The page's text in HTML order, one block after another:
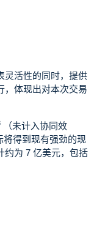
灵活性的同时，提供
，体现出对本次交易
（未计入协同效
将得到现有强劲的现
约为 7 亿美元，包括